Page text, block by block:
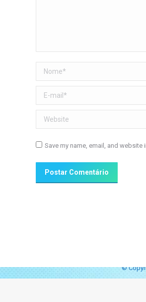
Nome *
E-mail *
Website
Save my name, email, and
Postar Comentário
©